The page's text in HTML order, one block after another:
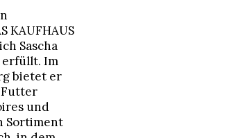
KAUFHAUS
Sascha
erfüllt. Im
bietet er
und
Sortiment